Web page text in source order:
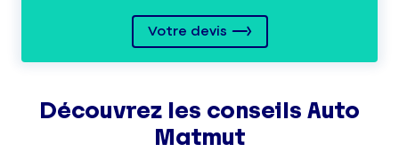
Votre devis
Découvrez les conseils Auto
Matmut